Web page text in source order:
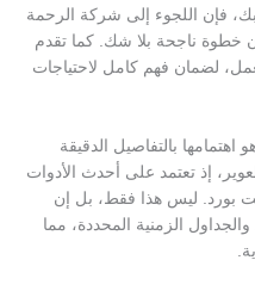
فإن اللجوء إلى شركة الرحمة
خطوة ناجحة بلا شك. كما تقدم
لضمان فهم كامل لاحتياجات
بالتفاصيل الدقيقة
إذ تعتمد على أحدث الأدوات
بورد. ليس هذا فقط، بل إن
الزمنية المحددة، مما